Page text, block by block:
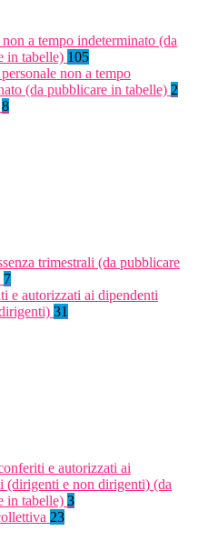
non a tempo indeterminato (da
in tabelle) 105
non a tempo
(da pubblicare in tabelle) 2
8
trimestrali (da pubblicare
7
e autorizzati ai dipendenti
31
e autorizzati ai
(dirigenti e non dirigenti) (da
in tabelle) 3
23